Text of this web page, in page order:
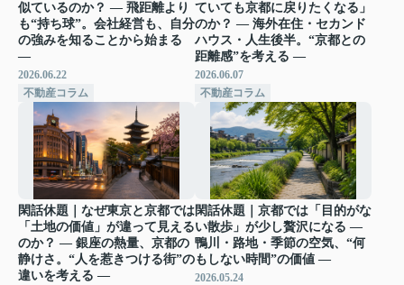
似ているのか？ ― 飛距離より
も“持ち球”。会社経営も、自分
の強みを知ることから始まる
―
2026.06.22
不動産コラム
ていても京都に戻りたくなる」
のか？ ― 海外在住・セカンド
ハウス・人生後半。“京都との
距離感”を考える ―
2026.06.07
不動産コラム
閑話休題｜なぜ東京と京都では
「土地の価値」が違って見える
のか？ ― 銀座の熱量、京都の
静けさ。“人を惹きつける街”の
違いを考える ―
閑話休題｜京都では「目的がな
い散歩」が少し贅沢になる ―
鴨川・路地・季節の空気、“何
もしない時間”の価値 ―
2026.05.24